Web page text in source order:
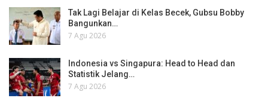
Tak Lagi Belajar di Kelas Becek, Gubsu Bobby
Bangunkan…
7 Agu 2026
Indonesia vs Singapura: Head to Head dan
Statistik Jelang…
7 Agu 2026